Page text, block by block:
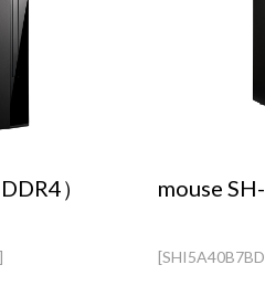
） mouse